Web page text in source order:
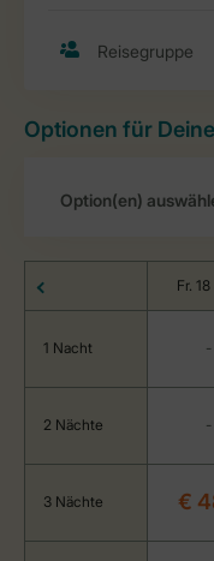
Optionen für
Fr.
1 Nacht -
2 Nächte -
3 Nächte €